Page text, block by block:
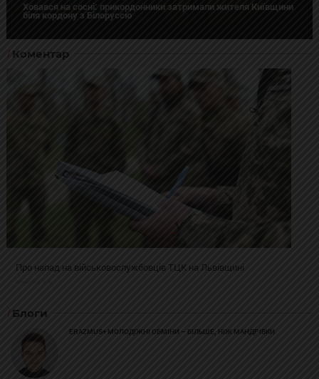
Ховався на сосні: прикордонники затримали жителя Київщини
біля кордону з Білоруссю
Коментар
Про напад на військовослужбовців ТЦК на Львівщині
Блоги
ERAZMUS+ МОЛОДІЖНІ ОБМІНИ – БІЛЬШЕ, НІЖ МАНДРІВКИ